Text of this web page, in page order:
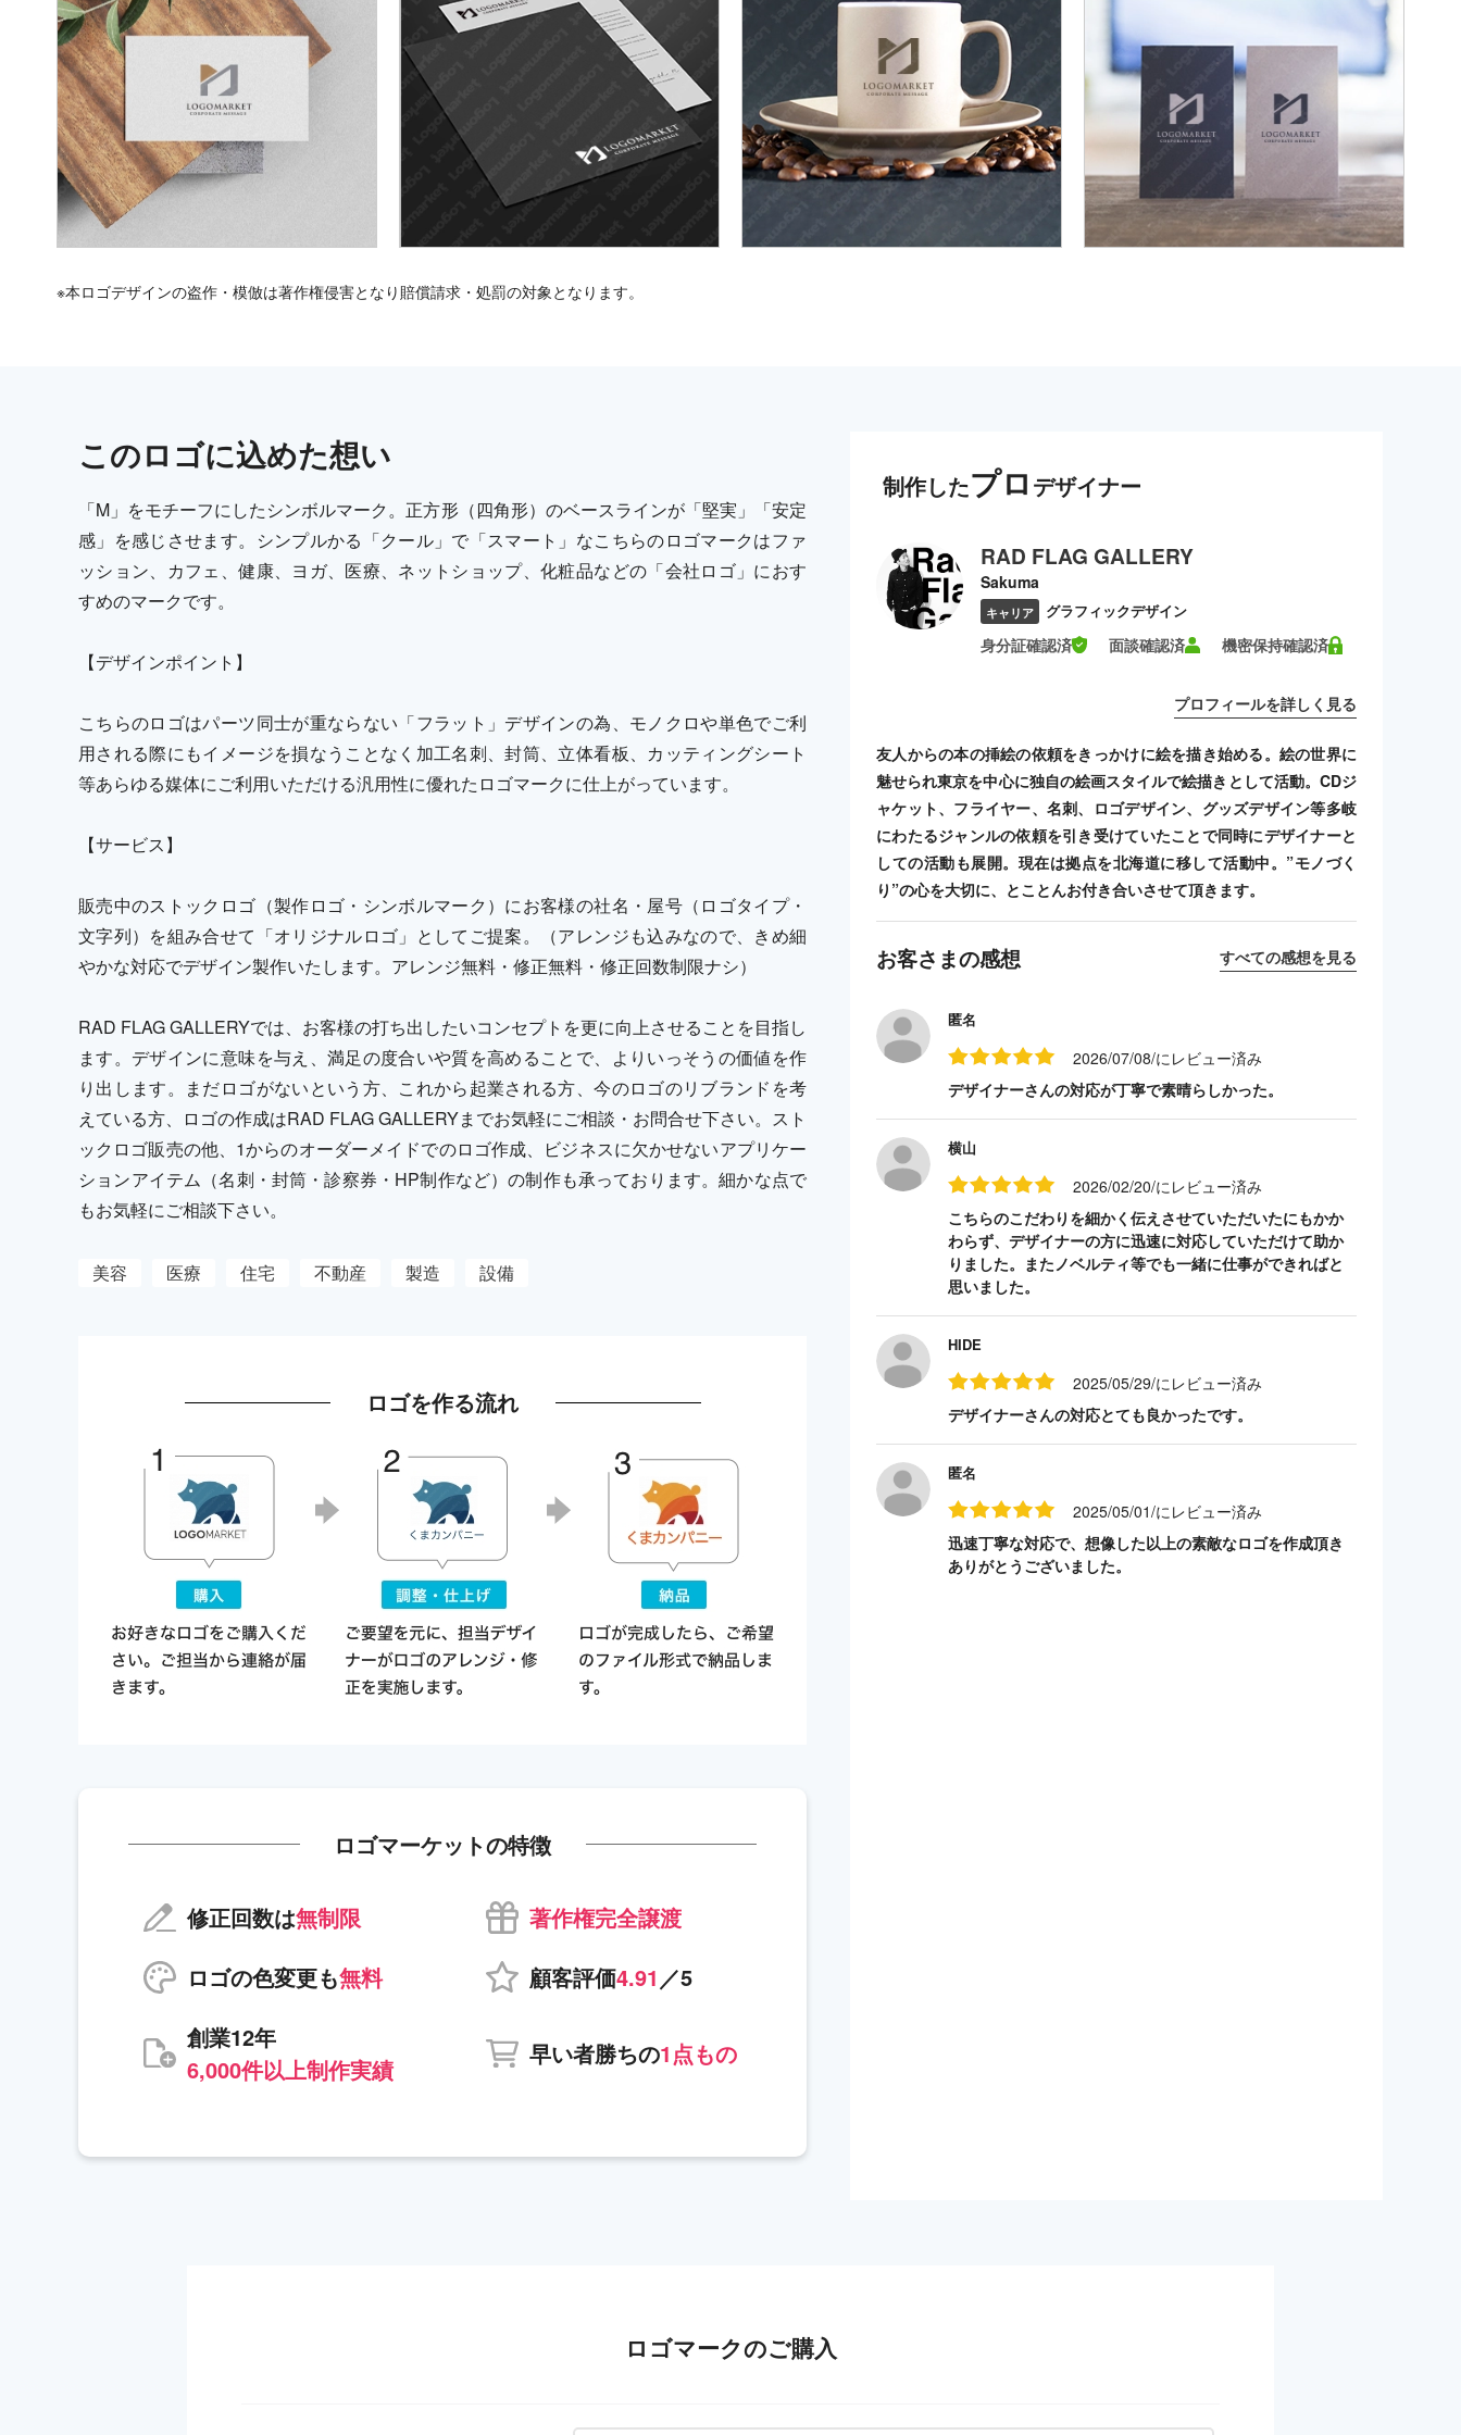
※本ロゴデザインの盗作・模倣は著作権侵害となり賠償請求・処罰の対象となります。
このロゴに込めた想い
「M」をモチーフにしたシンボルマーク。正方形（四角形）のベースラインが「堅実」「安定
感」を感じさせます。シンプルかる「クール」で「スマート」なこちらのロゴマークはファ
ッション、カフェ、健康、ヨガ、医療、ネットショップ、化粧品などの「会社ロゴ」におす
すめのマークです。
【デザインポイント】
こちらのロゴはパーツ同士が重ならない「フラット」デザインの為、モノクロや単色でご利
用される際にもイメージを損なうことなく加工名刺、封筒、立体看板、カッティングシート
等あらゆる媒体にご利用いただける汎用性に優れたロゴマークに仕上がっています。
【サービス】
販売中のストックロゴ（製作ロゴ・シンボルマーク）にお客様の社名・屋号（ロゴタイプ・
文字列）を組み合せて「オリジナルロゴ」としてご提案。（アレンジも込みなので、きめ細
やかな対応でデザイン製作いたします。アレンジ無料・修正無料・修正回数制限ナシ）
RAD FLAG GALLERYでは、お客様の打ち出したいコンセプトを更に向上させることを目指し
ます。デザインに意味を与え、満足の度合いや質を高めることで、よりいっそうの価値を作
り出します。まだロゴがないという方、これから起業される方、今のロゴのリブランドを考
えている方、ロゴの作成はRAD FLAG GALLERYまでお気軽にご相談・お問合せ下さい。スト
ックロゴ販売の他、1からのオーダーメイドでのロゴ作成、ビジネスに欠かせないアプリケー
ションアイテム（名刺・封筒・診察券・HP制作など）の制作も承っております。細かな点で
もお気軽にご相談下さい。
美容 医療 住宅 不動産 製造 設備
ロゴを作る流れ
ロゴマーケットの特徴
修正回数は無制限
著作権完全譲渡
ロゴの色変更も無料 顧客評価4.91 ／5
創業12年
6,000件以上制作実績
早い者勝ちの1点もの
制作したプロ デザイナー
RAD FLAG GALLERY
Sakuma
キャリア グラフィックデザイン
身分証確認済 面談確認済 機密保持確認済
プロフィールを詳しく見る
友人からの本の挿絵の依頼をきっかけに絵を描き始める。絵の世界に
魅せられ東京を中心に独自の絵画スタイルで絵描きとして活動。CDジ
ャケット、フライヤー、名刺、ロゴデザイン、グッズデザイン等多岐
にわたるジャンルの依頼を引き受けていたことで同時にデザイナーと
しての活動も展開。現在は拠点を北海道に移して活動中。”モノづく
り”の心を大切に、とことんお付き合いさせて頂きます。
お客さまの感想 すべての感想を見る
匿名
2026/07/08/にレビュー済み
デザイナーさんの対応が丁寧で素晴らしかった。
横山
2026/02/20/にレビュー済み
こちらのこだわりを細かく伝えさせていただいたにもかか
わらず、デザイナーの方に迅速に対応していただけて助か
りました。またノベルティ等でも一緒に仕事ができればと
思いました。
HIDE
2025/05/29/にレビュー済み
デザイナーさんの対応とても良かったです。
匿名
2025/05/01/にレビュー済み
迅速丁寧な対応で、想像した以上の素敵なロゴを作成頂き
ありがとうございました。
ロゴマークのご購入